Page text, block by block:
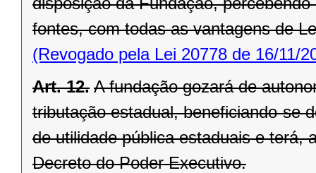
fontes, com todas as vantagens de
(Revogado pela Lei 20778 de 16/11/
Art. 12. A fundação gozará de
tributação estadual, beneficiando-se
de utilidade pública estaduais e terá,
Decreto do Poder Executivo.